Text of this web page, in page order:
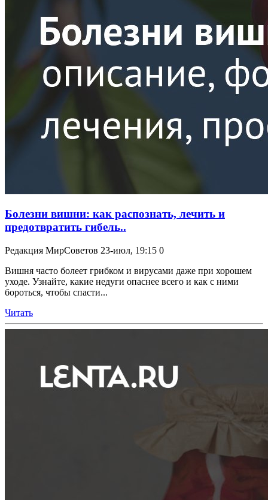
Болезни вишни: как распознать, лечить и
предотвратить гибель..
Редакция МирСоветов 23-июл, 19:15 0
Вишня часто болеет грибком и вирусами даже при хорошем
уходе. Узнайте, какие недуги опаснее всего и как с ними
бороться, чтобы спасти...
Читать